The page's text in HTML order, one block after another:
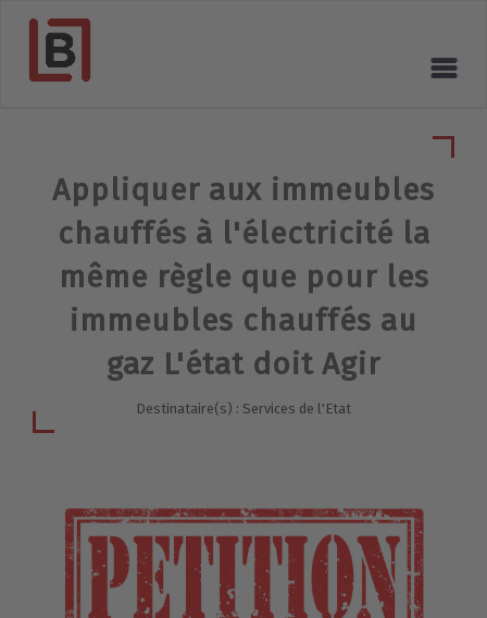
Appliquer aux immeubles
chauffés à l'électricité la
même règle que pour les
immeubles chauffés au
gaz L'état doit Agir
Destinataire(s) : Services de l'Etat